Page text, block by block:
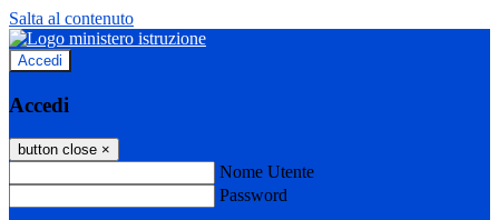
Salta al contenuto
Accedi
Accedi
button close ×
Nome Utente
Password